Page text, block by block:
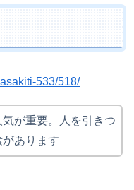
533/518/
が重要。人を引きつ
あります